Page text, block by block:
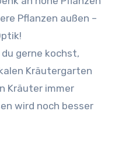
Pflanzen außen –
du gerne kochst,
Kräutergarten
Kräuter immer
wird noch besser